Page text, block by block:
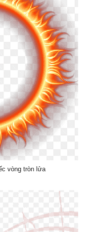
vòng tròn lửa